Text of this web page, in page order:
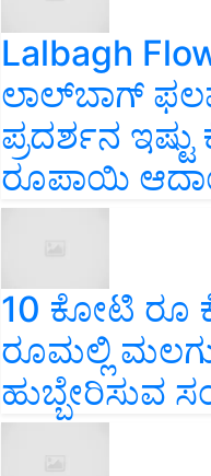
Lalbagh
ಲಾಲ್‌ಬಾಗ್
ಪ್ರದರ್ಶನ
ರೂಪಾಯಿ
10 ಕೋಟಿ ರೂ
ರೂಮಲ್ಲಿ
ಹುಬ್ಬೇರಿಸುವ